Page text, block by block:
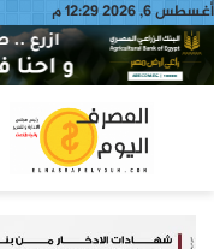
أغسطس 6, 2026 12:29 م
بحث